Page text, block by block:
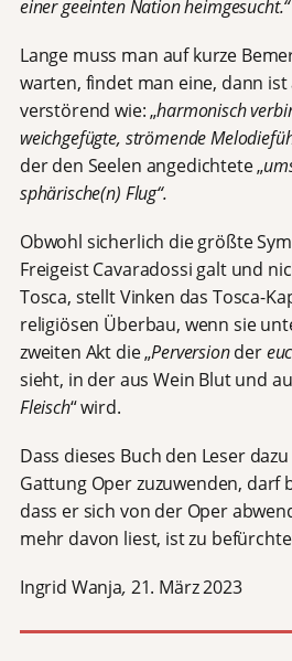
einer geeinten Nation heimgesucht.“
Lange muss man auf kurze
warten, findet man eine, dann
verstörend wie: „harmonisch
weichgefügte, strömende
der den Seelen angedichtete „
sphärische(n) Flug“.
Obwohl sicherlich die größte
Freigeist Cavaradossi galt und
Tosca, stellt Vinken das Tosca-
religiösen Überbau, wenn sie
zweiten Akt die „Perversionder
sieht, in der aus Wein Blut und
Fleisch“ wird.
Dass dieses Buch den Leser
Gattung Oper zuzuwenden, darf
dass er sich von der Oper
mehr davon liest, ist zu
Ingrid Wanja, 21. März 2023